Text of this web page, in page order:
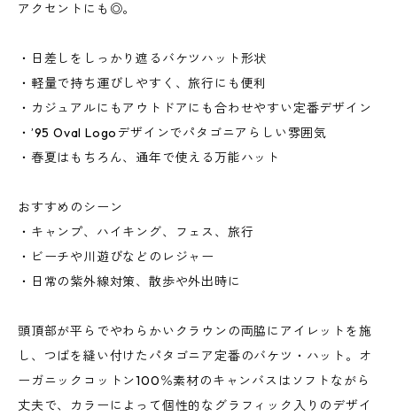
アクセントにも◎。
・日差しをしっかり遮るバケツハット形状
・軽量で持ち運びしやすく、旅行にも便利
・カジュアルにもアウトドアにも合わせやすい定番デザイン
・’95 Oval Logoデザインでパタゴニアらしい雰囲気
・春夏はもちろん、通年で使える万能ハット
おすすめのシーン
・キャンプ、ハイキング、フェス、旅行
・ビーチや川遊びなどのレジャー
・日常の紫外線対策、散歩や外出時に
頭頂部が平らでやわらかいクラウンの両脇にアイレットを施
し、つばを縫い付けたパタゴニア定番のバケツ・ハット。オ
ーガニックコットン100％素材のキャンバスはソフトながら
丈夫で、カラーによって個性的なグラフィック入りのデザイ